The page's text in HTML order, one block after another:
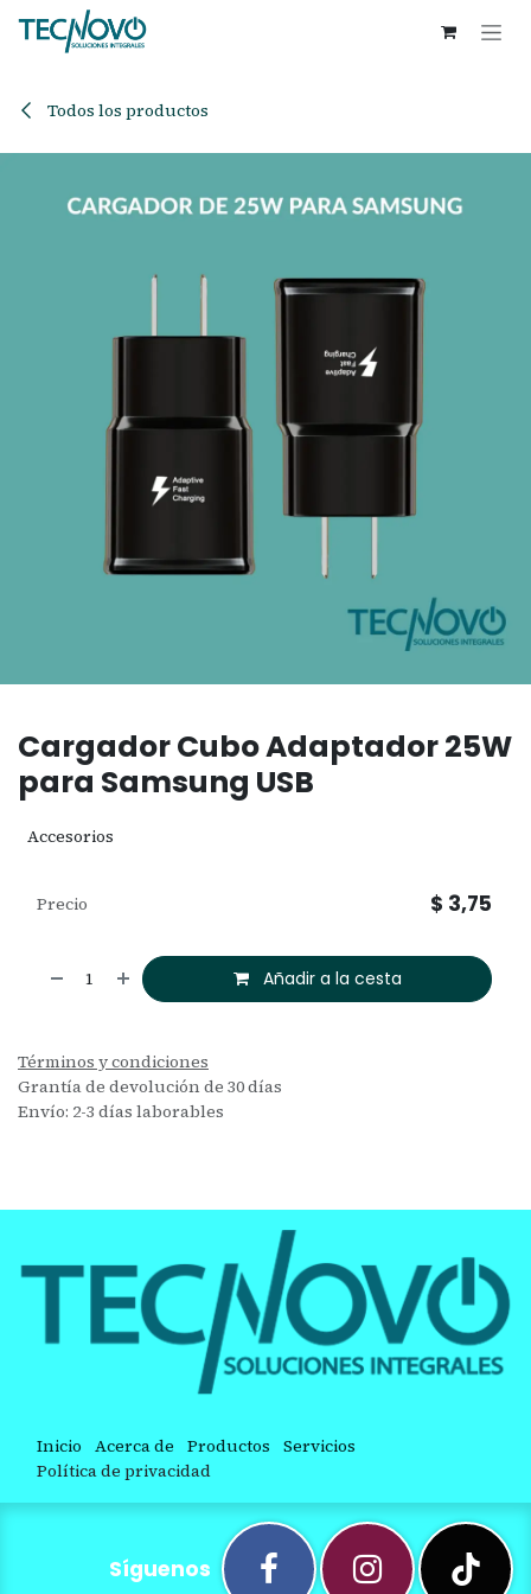
Ir al contenido
Todos los productos
Cargador Cubo Adaptador 25W
para Samsung USB
Accesorios
Añadir a la cesta
Precio $ 3,75
Términos y condiciones
Grantía de devolución de 30 días
Envío: 2-3 días laborables
Inicio Acerca de Productos Servicios
Política de privacidad
Síguenos